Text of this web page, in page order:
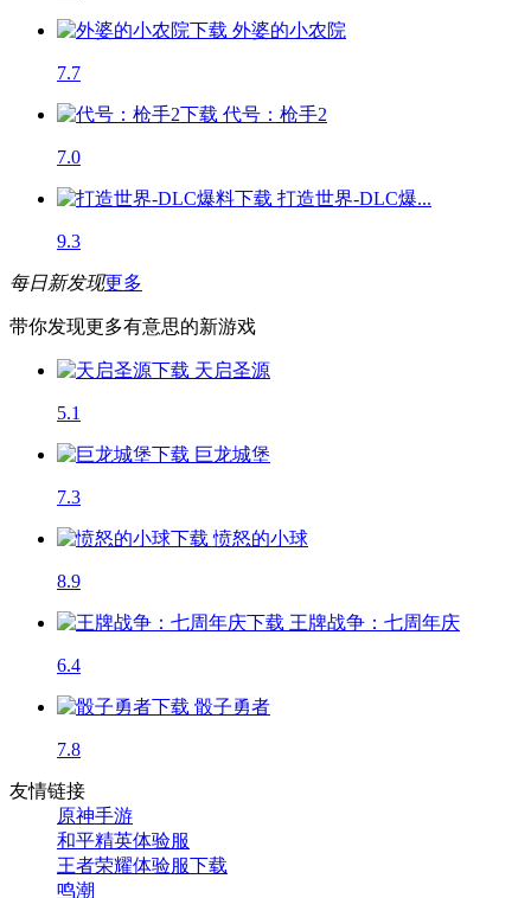
外婆的小农院
7.7
代号：枪手2
7.0
打造世界-DLC爆...
9.3
每日新发现更多
带你发现更多有意思的新游戏
天启圣源
5.1
巨龙城堡
7.3
愤怒的小球
8.9
王牌战争：七周年庆
6.4
骰子勇者
7.8
友情链接
原神手游
和平精英体验服
王者荣耀体验服下载
鸣潮